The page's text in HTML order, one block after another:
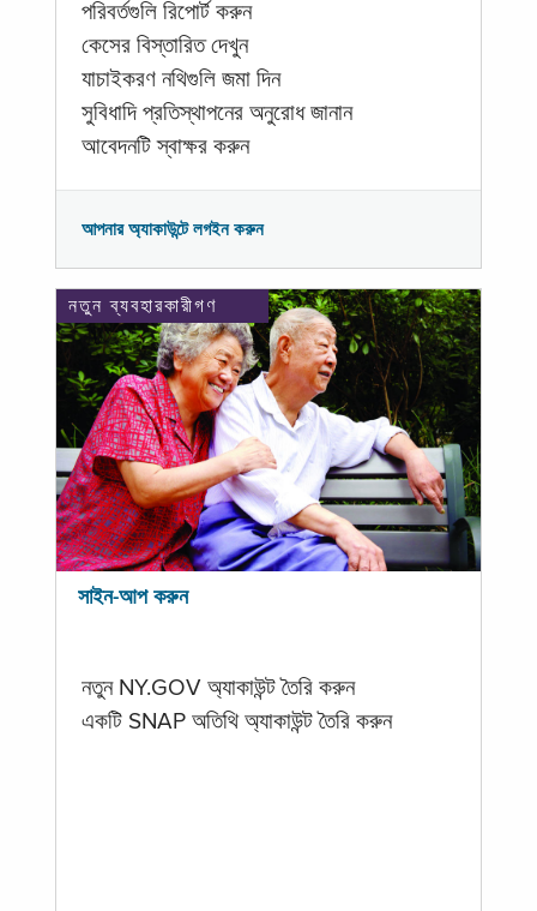
পরিবর্তগুলি রিপোর্ট করুন
কেসের বিস্তারিত দেখুন
যাচাইকরণ নথিগুলি জমা দিন
সুবিধাদি প্রতিস্থাপনের অনুরোধ জানান
আবেদনটি স্বাক্ষর করুন
আপনার অ্যাকাউন্টে লগইন করুন
নতুন ব্যবহারকারীগণ
সাইন-আপ করুন
নতুন NY.GOV অ্যাকাউন্ট তৈরি করুন
একটি SNAP অতিথি অ্যাকাউন্ট তৈরি করুন